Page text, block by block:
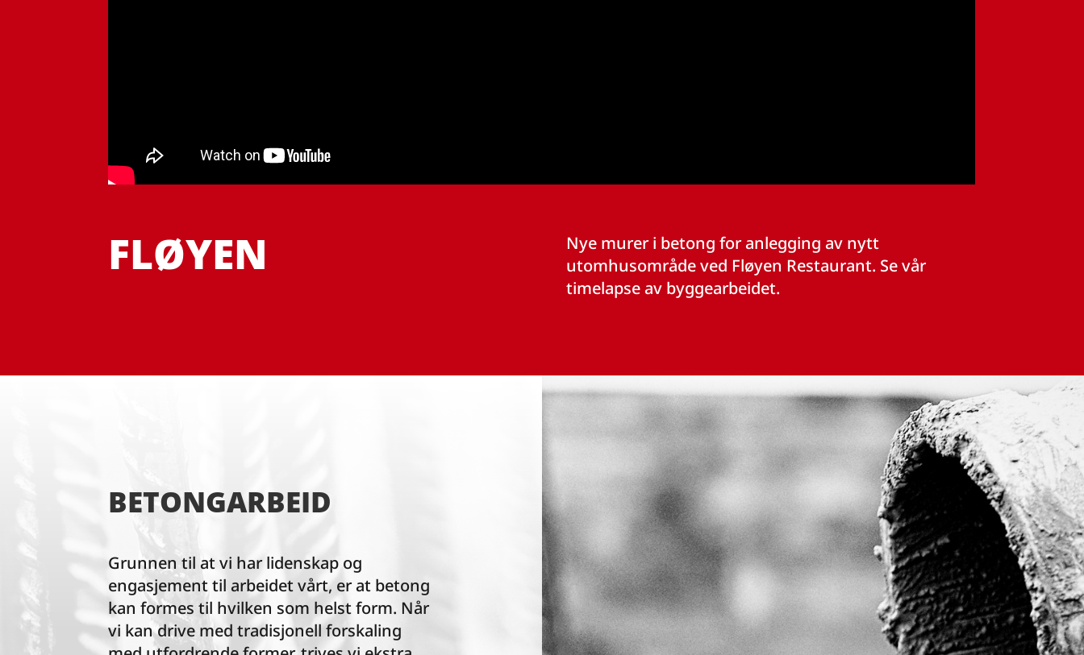
FLØYEN
Nye murer i betong for anlegging av nytt
utomhusområde ved Fløyen Restaurant. Se vår
timelapse av byggearbeidet.
BETONGARBEID
Grunnen til at vi har lidenskap og
engasjement til arbeidet vårt, er at betong
kan formes til hvilken som helst form. Når
vi kan drive med tradisjonell forskaling